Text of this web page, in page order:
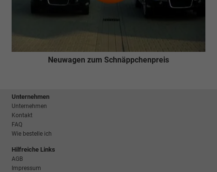
Neuwagen zum Schnäppchenpreis
Unternehmen
Unternehmen
Kontakt
FAQ
Wie bestelle ich
Hilfreiche Links
AGB
Impressum